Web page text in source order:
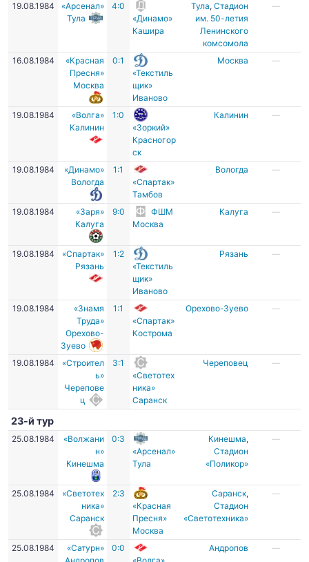
19.08.1984
«Арсенал»
Тула
4:0
«Динамо»
Кашира
Тула,Стадион
им. 50-летия
Ленинского
комсомола
—
16.08.1984
«Красная
Пресня»
Москва
0:1
«Текстиль
щик»
Иваново
Москва —
19.08.1984
«Волга»
Калинин
1:0
«Зоркий»
Красногор
ск
Калинин —
19.08.1984
«Динамо»
Вологда
1:1
«Спартак»
Тамбов
Вологда —
19.08.1984
«Заря»
Калуга
9:0
ФШМ
Москва
Калуга —
19.08.1984
«Спартак»
Рязань
1:2
«Текстиль
щик»
Иваново
Рязань —
19.08.1984
«Знамя
Труда»
Орехово-
Зуево
1:1
«Спартак»
Кострома
Орехово-Зуево —
19.08.1984
«Строител
ь»
Черепове
ц
3:1
«Светотех
ника»
Саранск
Череповец —
23-й тур
25.08.1984
«Волжани
н»
Кинешма
0:3
«Арсенал»
Тула
Кинешма,
Стадион
«Поликор»
—
25.08.1984
«Светотех
ника»
Саранск
2:3
«Красная
Пресня»
Москва
Саранск,
Стадион
«Светотехника»
—
25.08.1984
«Сатурн»
0:0
Андропов —